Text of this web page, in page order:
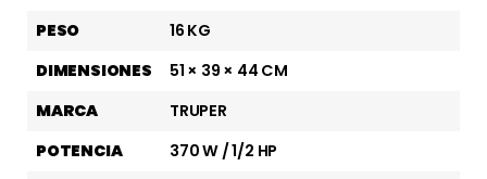
PESO
16 KG
DIMENSIONES
51 × 39 × 44 CM
MARCA
TRUPER
POTENCIA
370 W / 1/2 HP